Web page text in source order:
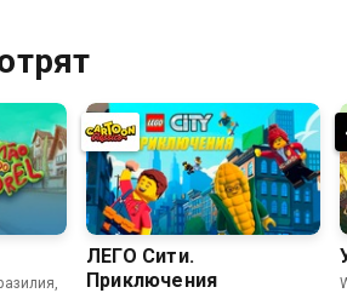
ЛЕГО Сити.
Приключения